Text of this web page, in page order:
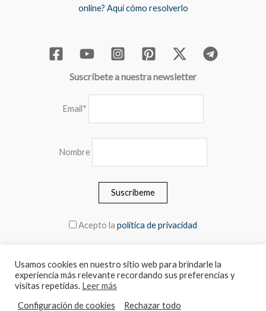
online? Aquí cómo resolverlo
Suscríbete a nuestra newsletter
Email*
Nombre
Acepto la política de privacidad
© 2026 MEBLERO - Los precios incluyen el IVA.
Usamos cookies en nuestro sitio web para brindarle la
experiencia más relevante recordando sus preferencias y
visitas repetidas. Leer más
Configuración de cookies
Rechazar todo